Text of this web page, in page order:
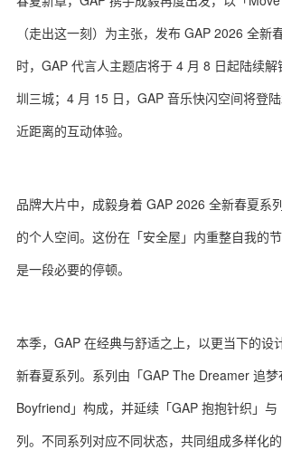
（走出这一刻）为主张，发布 GAP 2026 全新
时，GAP 代言人主题店将于 4 月 8 日起陆续
圳三城；4 月 15 日，GAP 音乐快闪空间将登
近距离的互动体验。
品牌大片中，成毅身着 GAP 2026 全新春夏系
的个人空间。这份在「安全屋」内重整自我的
是一段必要的停顿。
本季，GAP 在经典与舒适之上，以更当下的设
新春夏系列。系列由「GAP The Dreamer 追
Boyfriend」构成，并延续「GAP 抱抱针织」与
列。不同系列对应不同状态，共同组成多样化